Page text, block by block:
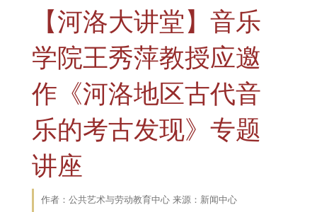
【河洛大讲堂】音乐
学院王秀萍教授应邀
作《河洛地区古代音
乐的考古发现》专题
讲座
作者：公共艺术与劳动教育中心 来源：新闻中心